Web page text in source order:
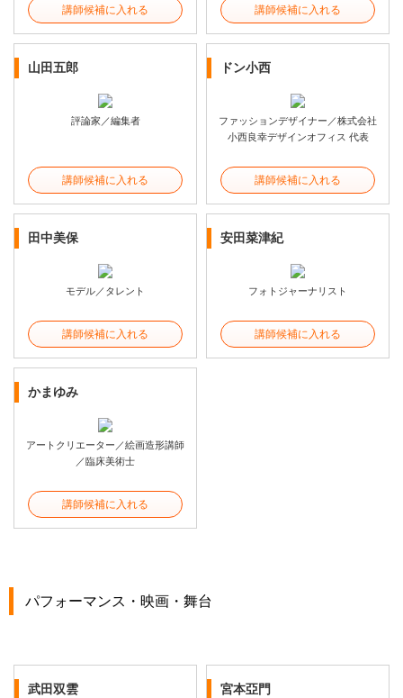
講師候補に入れる 講師候補に入れる
山田五郎
評論家／編集者
講師候補に入れる
ドン小西
ファッションデザイナー／株式会社
小西良幸デザインオフィス 代表
講師候補に入れる
田中美保
モデル／タレント
講師候補に入れる
安田菜津紀
フォトジャーナリスト
講師候補に入れる
かまゆみ
アートクリエーター／絵画造形講師
／臨床美術士
講師候補に入れる
パフォーマンス・映画・舞台
武田双雲 宮本亞門